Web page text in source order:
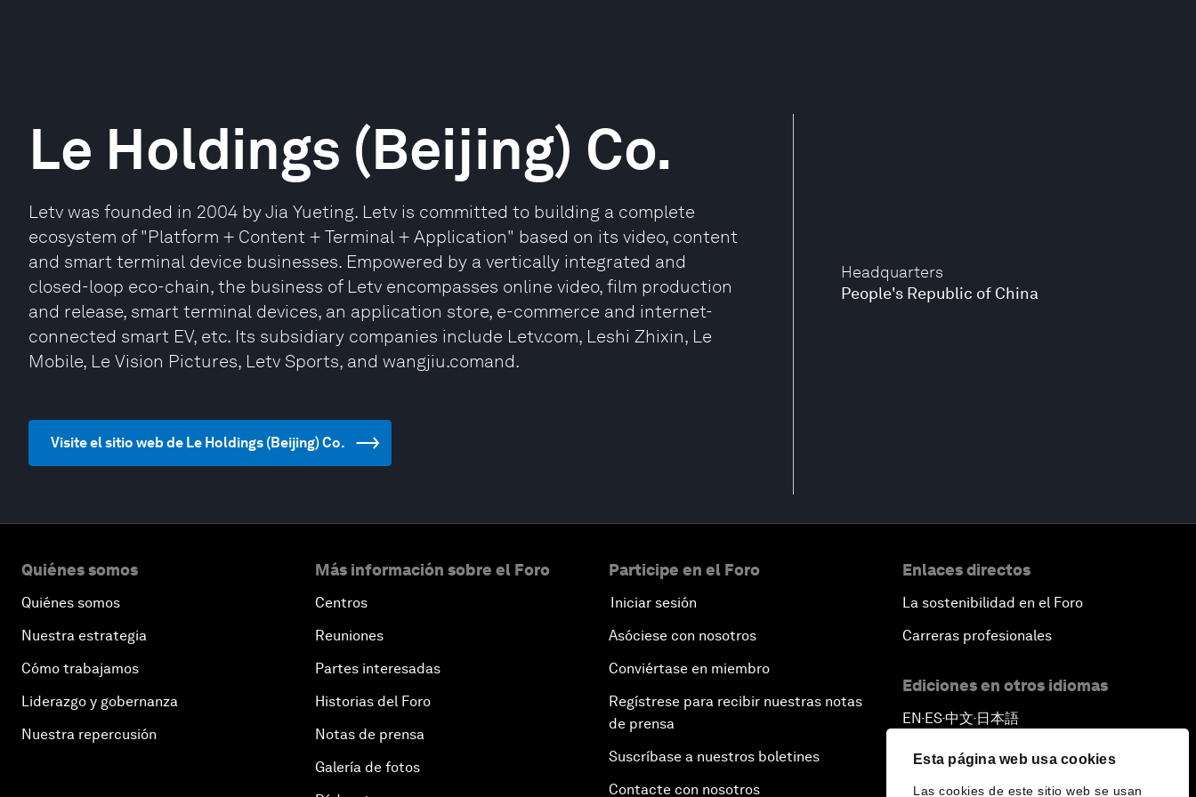
Esta página web usa cookies
Las cookies de este sitio web se usan
Headquarters
People's Republic of China
Le Holdings (Beijing) Co.
Letv was founded in 2004 by Jia Yueting. Letv is committed to building a complete
ecosystem of "Platform + Content + Terminal + Application" based on its video, content
and smart terminal device businesses. Empowered by a vertically integrated and
closed-loop eco-chain, the business of Letv encompasses online video, film production
and release, smart terminal devices, an application store, e-commerce and internet-
connected smart EV, etc. Its subsidiary companies include Letv.com, Leshi Zhixin, Le
Mobile, Le Vision Pictures, Letv Sports, and wangjiu.comand.
Visite el sitio web de Le Holdings (Beijing) Co.
Quiénes somos
Quiénes somos
Nuestra estrategia
Cómo trabajamos
Liderazgo y gobernanza
Nuestra repercusión
Más información sobre el Foro
Centros
Reuniones
Partes interesadas
Historias del Foro
Notas de prensa
Galería de fotos
Participe en el Foro
Iniciar sesión
Asóciese con nosotros
Conviértase en miembro
Regístrese para recibir nuestras notas
de prensa
Suscríbase a nuestros boletines
Contacte con nosotros
Enlaces directos
La sostenibilidad en el Foro
Carreras profesionales
Ediciones en otros idiomas
EN ▪ES▪中文▪ 日本語